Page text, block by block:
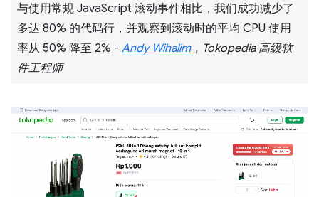
与使用常规 JavaScript 滚动事件相比，我们成功减少了
多达 80% 的代码行，并观察到滚动时的平均 CPU 使用
率从 50% 降至 2% - Andy Wihalim，Tokopedia 高级软
件工程师